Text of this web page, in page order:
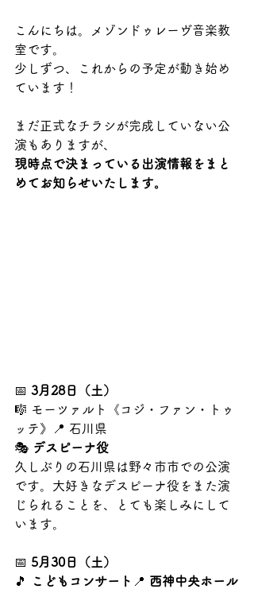
こんにちは。メゾンドゥレーヴ音楽教
室です。
少しずつ、これからの予定が動き始め
ています！
まだ正式なチラシが完成していない公
演もありますが、
現時点で決まっている出演情報をまと
めてお知らせいたします。
📅 3月28日（土）
🎼 モーツァルト《コジ・ファン・トゥ
ッテ》📍 石川県
🎭 デスピーナ役
久しぶりの石川県は野々市市での公演
です。大好きなデスピーナ役をまた演
じられることを、とても楽しみにして
います。
📅 5月30日（土）
🎵
こどもコンサート 📍 西神中央ホール